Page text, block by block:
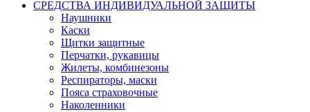
СРЕДСТВА ИНДИВИДУАЛЬНОЙ ЗАЩИТЫ
Наушники
Каски
Щитки защитные
Перчатки, рукавицы
Жилеты, комбинезоны
Респираторы, маски
Пояса страховочные
Наколенники